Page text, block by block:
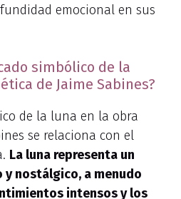
emocional en sus
simbólico de la
de Jaime Sabines?
de la luna en la obra
se relaciona con el
La luna representa un
nostálgico, a menudo
intensos y los